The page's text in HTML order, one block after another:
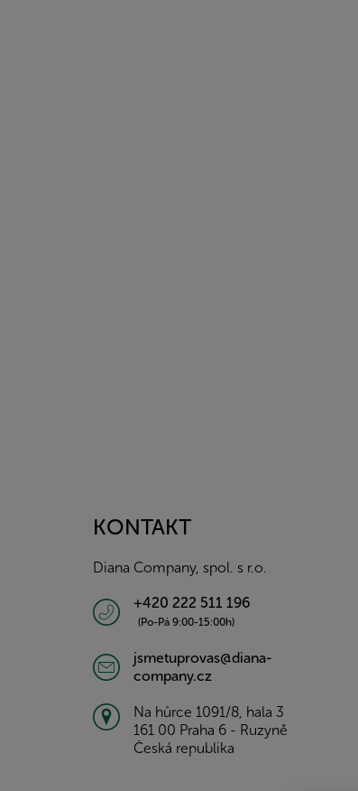
KONTAKT
Diana Company, spol. s r.o.
+420 222 511 196
(Po-Pá 9:00-15:00h)
jsmetuprovas@diana-
company.cz
Na hůrce 1091/8, hala 3
161 00 Praha 6 - Ruzyně
Česká republika